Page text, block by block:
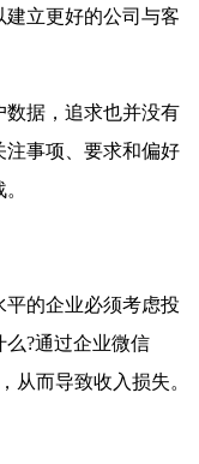
立更好的公司与客
据，追求也并没有
注事项、要求和偏好
的企业必须考虑投
?通过企业微信
从而导致收入损失。